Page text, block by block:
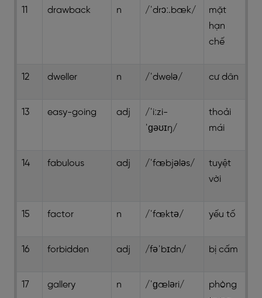
11 drawback n /ˈdrɔː.bæk/
mặt
hạn
chế
12 dweller n /ˈdwelə/ cư dân
13 easy-going adj
/ˈiːzi-
ˈɡəʊɪŋ/
thoải
mái
14 fabulous adj /ˈfæbjələs/
tuyệt
vời
15 factor n /ˈfæktə/ yếu tố
16 forbidden adj /fəˈbɪdn/ bị cấm
17 gallery n /ˈɡæləri/
phòng